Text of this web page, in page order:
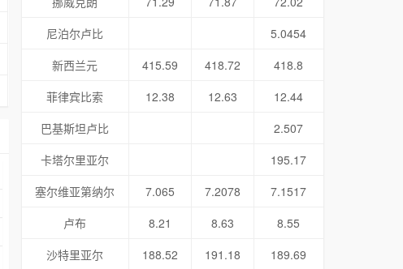
尼泊尔卢比
5.0454
新西兰元
415.59 418.72
418.8
菲律宾比索
12.38 12.63
12.44
巴基斯坦卢比
2.507
卡塔尔里亚尔
195.17
塞尔维亚第纳尔
7.065 7.2078
7.1517
卢布
8.21 8.63
8.55
沙特里亚尔
188.52 191.18
189.69